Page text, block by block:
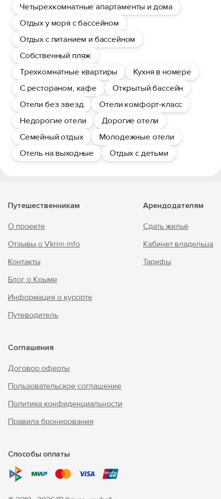
Четырехкомнатные апартаменты и дома
Отдых у моря с бассейном
Отдых с питанием и бассейном
Собственный пляж
Трехкомнатные квартиры
Кухня в номере
С рестораном, кафе
Открытый бассейн
Отели без звезд
Отели комфорт-класс
Недорогие отели
Дорогие отели
Семейный отдых
Молодежные отели
Отель на выходные
Отдых с детьми
Путешественникам
О проекте
Отзывы о Vkrim.info
Контакты
Блог о Крыме
Информация о курорте
Путеводитель
Арендодателям
Сдать жильё
Кабинет владельца
Тарифы
Соглашения
Договор оферты
Пользовательское соглашение
Политика конфиденциальности
Правила бронирования
Способы оплаты